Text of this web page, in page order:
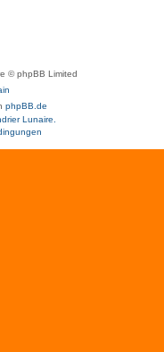
© phpBB Limited
phpBB.de
Lunaire.